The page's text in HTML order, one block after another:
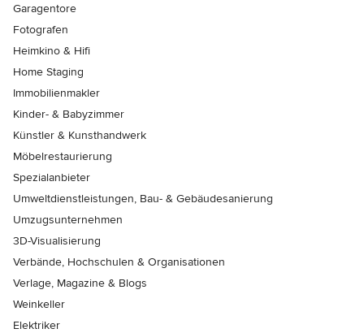
Garagentore
Fotografen
Heimkino & Hifi
Home Staging
Immobilienmakler
Kinder- & Babyzimmer
Künstler & Kunsthandwerk
Möbelrestaurierung
Spezialanbieter
Umweltdienstleistungen, Bau- & Gebäudesanierung
Umzugsunternehmen
3D-Visualisierung
Verbände, Hochschulen & Organisationen
Verlage, Magazine & Blogs
Weinkeller
Elektriker